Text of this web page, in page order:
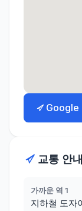
Google
교통 안내
가까운 역 1
지하철 도자